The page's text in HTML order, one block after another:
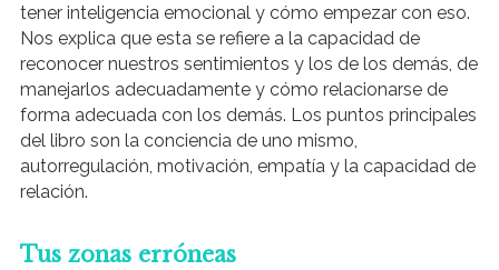
tener inteligencia emocional y cómo empezar con eso.
Nos explica que esta se refiere a la capacidad de
reconocer nuestros sentimientos y los de los demás, de
manejarlos adecuadamente y cómo relacionarse de
forma adecuada con los demás. Los puntos principales
del libro son la conciencia de uno mismo,
autorregulación, motivación, empatía y la capacidad de
relación.
Tus zonas erróneas